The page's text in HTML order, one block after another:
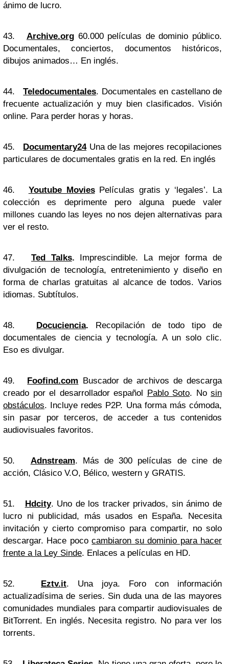
ánimo de lucro.
43. Archive.org60.000 películas de dominio público.
Documentales, conciertos, documentos históricos,
dibujos animados… En inglés.
44.Teledocumentales. Documentales en castellano de
frecuente actualización y muy bien clasificados. Visión
online. Para perder horas y horas.
45. Documentary24Una de las mejores recopilaciones
particulares de documentales gratis en la red. En inglés
46. Youtube MoviesPelículas gratis y ‘legales’. La
colección es deprimente pero alguna puede valer
millones cuando las leyes no nos dejen alternativas para
ver el resto.
47. Ted Talks. Imprescindible. La mejor forma de
divulgación de tecnología, entretenimiento y diseño en
forma de charlas gratuitas al alcance de todos. Varios
idiomas. Subtítulos.
48. Docuciencia. Recopilación de todo tipo de
documentales de ciencia y tecnología. A un solo clic.
Eso es divulgar.
49. Foofind.com Buscador de archivos de descarga
creado por el desarrollador español Pablo Soto. No sin
obstáculos. Incluye redes P2P. Una forma más cómoda,
sin pasar por terceros, de acceder a tus contenidos
audiovisuales favoritos.
50. Adnstream. Más de 300 películas de cine de
acción, Clásico V.O, Bélico, western y GRATIS.
51. Hdcity. Uno de los tracker privados, sin ánimo de
lucro ni publicidad, más usados en España. Necesita
invitación y cierto compromiso para compartir, no solo
descargar. Hace pococambiaron su dominio para hacer
frente a la Ley Sinde. Enlaces a películas en HD.
52. Eztv.it. Una joya. Foro con información
actualizadísima de series. Sin duda una de las mayores
comunidades mundiales para compartir audiovisuales de
BitTorrent. En inglés. Necesita registro. No para ver los
torrents.